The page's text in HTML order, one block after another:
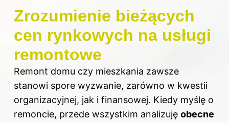
Zrozumienie bieżących
cen rynkowych na usługi
remontowe
Remont domu czy mieszkania zawsze
stanowi spore wyzwanie, zarówno w kwestii
organizacyjnej, jak i finansowej. Kiedy myślę o
remoncie, przede wszystkim analizuję obecne